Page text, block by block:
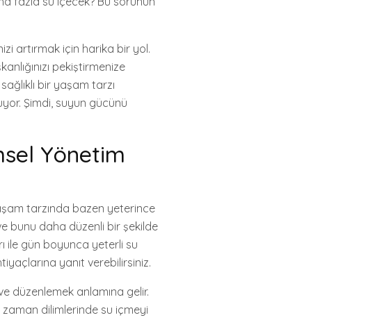
artırmak için harika bir yol.
pekiştirmenize
bir yaşam tarzı
Şimdi, suyun gücünü
Yönetim
tarzında bazen yeterince
bunu daha düzenli bir şekilde
ile gün boyunca yeterli su
yanıt verebilirsiniz.
düzenlemek anlamına gelir.
dilimlerinde su içmeyi